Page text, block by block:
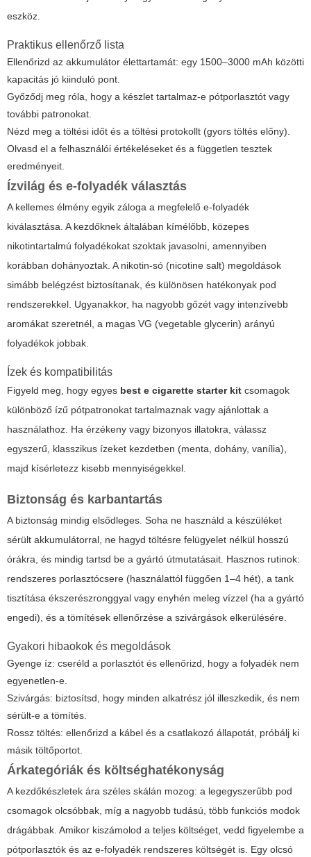
eszköz.
Praktikus ellenőrző lista
Ellenőrizd az akkumulátor élettartamát: egy 1500–3000 mAh közötti
kapacitás jó kiinduló pont.
Győződj meg róla, hogy a készlet tartalmaz-e pótporlasztót vagy
további patronokat.
Nézd meg a töltési időt és a töltési protokollt (gyors töltés előny).
Olvasd el a felhasználói értékeléseket és a független tesztek
eredményeit.
Ízvilág és e-folyadék választás
A kellemes élmény egyik záloga a megfelelő e-folyadék
kiválasztása. A kezdőknek általában kímélőbb, közepes
nikotintartalmú folyadékokat szoktak javasolni, amennyiben
korábban dohányoztak. A nikotin-só (nicotine salt) megoldások
simább belégzést biztosítanak, és különösen hatékonyak pod
rendszerekkel. Ugyanakkor, ha nagyobb gőzét vagy intenzívebb
aromákat szeretnél, a magas VG (vegetable glycerin) arányú
folyadékok jobbak.
Ízek és kompatibilitás
Figyeld meg, hogy egyes best e cigarette starter kit csomagok
különböző ízű pótpatronokat tartalmaznak vagy ajánlottak a
használathoz. Ha érzékeny vagy bizonyos illatokra, válassz
egyszerű, klasszikus ízeket kezdetben (menta, dohány, vanília),
majd kísérletezz kisebb mennyiségekkel.
Biztonság és karbantartás
A biztonság mindig elsődleges. Soha ne használd a készüléket
sérült akkumulátorral, ne hagyd töltésre felügyelet nélkül hosszú
órákra, és mindig tartsd be a gyártó útmutatásait. Hasznos rutinok:
rendszeres porlasztócsere (használattól függően 1–4 hét), a tank
tisztítása ékszerészronggyal vagy enyhén meleg vízzel (ha a gyártó
engedi), és a tömítések ellenőrzése a szivárgások elkerülésére.
Gyakori hibaokok és megoldások
Gyenge íz: cseréld a porlasztót és ellenőrizd, hogy a folyadék nem
egyenetlen-e.
Szivárgás: biztosítsd, hogy minden alkatrész jól illeszkedik, és nem
sérült-e a tömítés.
Rossz töltés: ellenőrizd a kábel és a csatlakozó állapotát, próbálj ki
másik töltőportot.
Árkategóriák és költséghatékonyság
A kezdőkészletek ára széles skálán mozog: a legegyszerűbb pod
csomagok olcsóbbak, míg a nagyobb tudású, több funkciós modok
drágábbak. Amikor kiszámolod a teljes költséget, vedd figyelembe a
pótporlasztók és az e-folyadék rendszeres költségét is. Egy olcsó